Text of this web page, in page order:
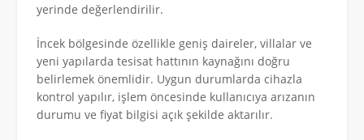
yerinde değerlendirilir.
İncek bölgesinde özellikle geniş daireler, villalar ve
yeni yapılarda tesisat hattının kaynağını doğru
belirlemek önemlidir. Uygun durumlarda cihazla
kontrol yapılır, işlem öncesinde kullanıcıya arızanın
durumu ve fiyat bilgisi açık şekilde aktarılır.